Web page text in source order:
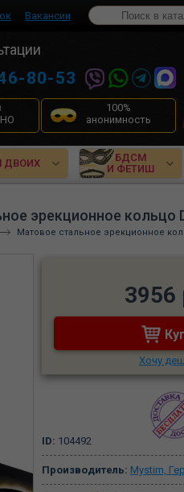
Вакансии
80-53
100%
анонимность
ДВОИХ
БДСМ
И ФЕТИШ
эрекционное кольцо
Матовое стальное эрекционное
3956
Хочу
ID: 104492
Производитель: Mystim,